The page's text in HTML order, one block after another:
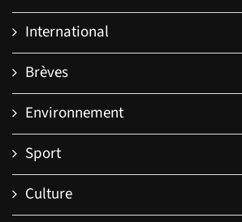
International
Brèves
Environnement
Sport
Culture